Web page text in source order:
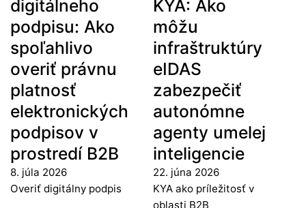
digitálneho
podpisu: Ako
spoľahlivo
overiť právnu
platnosť
elektronických
podpisov v
prostredí B2B
8. júla 2026
Overiť digitálny podpis
KYA: Ako
môžu
infraštruktúry
eIDAS
zabezpečiť
autonómne
agenty umelej
inteligencie
22. júna 2026
KYA ako príležitosť v
oblasti B2B